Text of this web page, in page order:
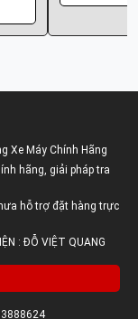
Xe Máy Chính Hãng
hãng, giải pháp tra
hỗ trợ đặt hàng trực
: ĐỖ VIỆT QUANG